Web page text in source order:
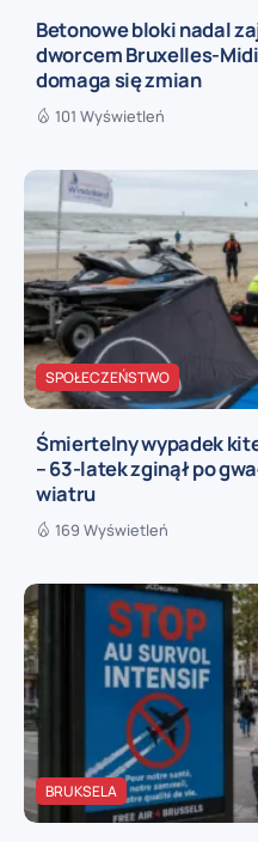
Betonowe bloki nadal
dworcem Bruxelles-
domaga się zmian
101 Wyświetleń
SPOŁECZEŃSTWO
Śmiertelny wypadek
– 63-latek zginął po
wiatru
169 Wyświetleń
BRUKSELA